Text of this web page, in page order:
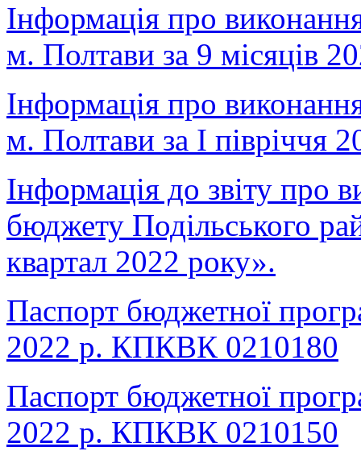
Інформація про
м. Полтави за 9 місяців
Інформація про
м. Полтави за І півріччя
Інформація до звіту про
бюджету Подільського
квартал 2022 року».
Паспорт бюджетної
2022 р. КПКВК 0210180
Паспорт бюджетної
2022 р. КПКВК 0210150